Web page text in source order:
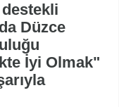
destekli
Düzce
İyi Olmak"